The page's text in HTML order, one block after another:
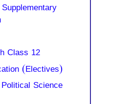
Class 12
(Electives)
Science